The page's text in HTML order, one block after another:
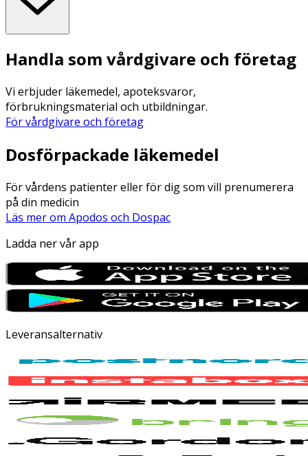
Handla som vårdgivare och företag
Vi erbjuder läkemedel, apoteksvaror,
förbrukningsmaterial och utbildningar.
För vårdgivare och företag
Dosförpackade läkemedel
För vårdens patienter eller för dig som vill prenumerera
på din medicin
Läs mer om Apodos och Dospac
Ladda ner vår app
Leveransalternativ